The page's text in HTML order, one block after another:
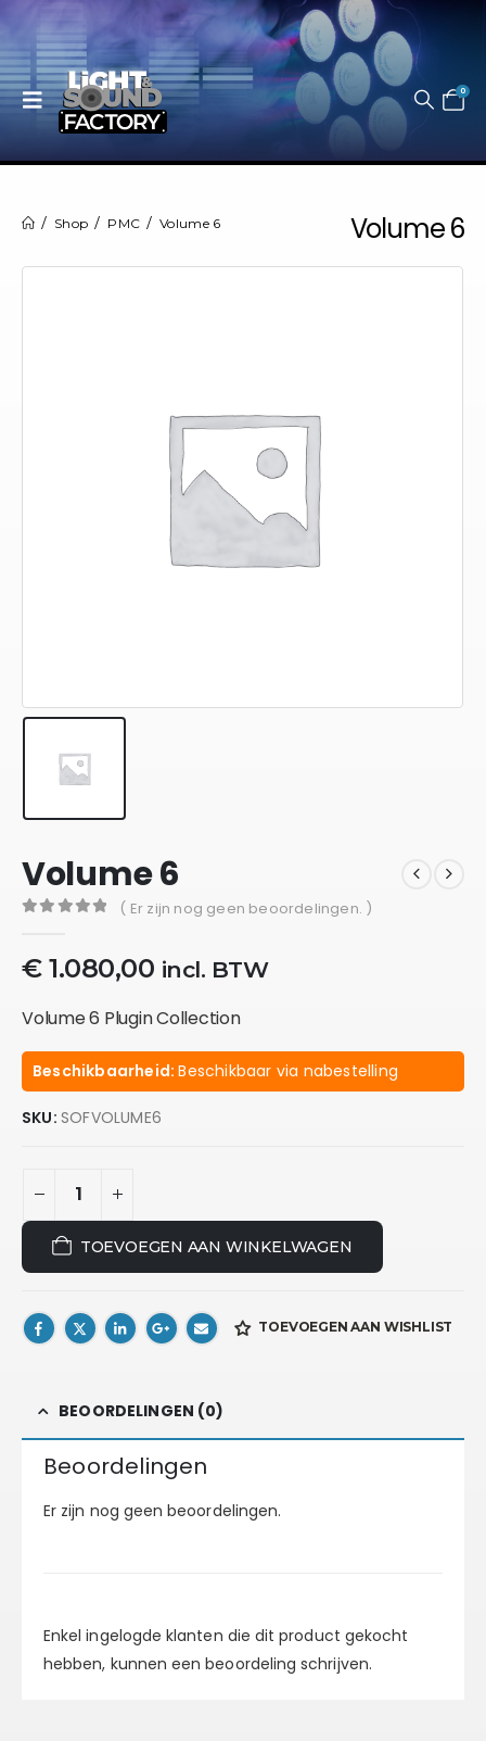
0
Volume 6
Shop PMC Volume 6
Volume 6
( Er zijn nog geen beoordelingen. )
€1.080,00 incl. BTW
Volume 6 Plugin Collection
Beschikbaarheid:Beschikbaar via nabestelling
SKU: SOFVOLUME6
TOEVOEGEN AAN WINKELWAGEN
TOEVOEGEN AAN WISHLIST
BEOORDELINGEN (0)
Beoordelingen
Er zijn nog geen beoordelingen.
Enkel ingelogde klanten die dit product gekocht
hebben, kunnen een beoordeling schrijven.